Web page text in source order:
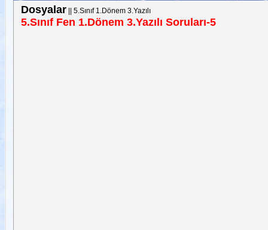
Dosyalar|| 5.Sınıf 1.Dönem 3.Yazılı
5.Sınıf Fen 1.Dönem 3.Yazılı Soruları-5